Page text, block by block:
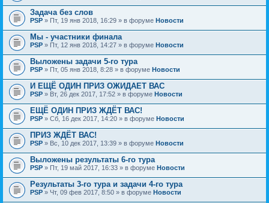
Задача без слов
PSP » Пт, 19 янв 2018, 16:29 » в форуме Новости
Мы - участники финала
PSP » Пт, 12 янв 2018, 14:27 » в форуме Новости
Выложены задачи 5-го тура
PSP » Пт, 05 янв 2018, 8:28 » в форуме Новости
И ЕЩЁ ОДИН ПРИЗ ОЖИДАЕТ ВАС
PSP » Вт, 26 дек 2017, 17:52 » в форуме Новости
ЕЩЁ ОДИН ПРИЗ ЖДЁТ ВАС!
PSP » Сб, 16 дек 2017, 14:20 » в форуме Новости
ПРИЗ ЖДЁТ ВАС!
PSP » Вс, 10 дек 2017, 13:39 » в форуме Новости
Выложены результаты 6-го тура
PSP » Пт, 19 май 2017, 16:33 » в форуме Новости
Результаты 3-го тура и задачи 4-го тура
PSP » Чт, 09 фев 2017, 8:50 » в форуме Новости